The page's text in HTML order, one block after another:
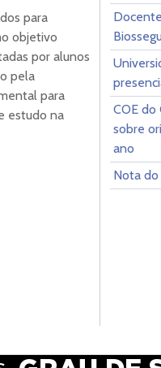
para
objetivo
por alunos
pela
para
estudo na
COE
sobre
ano
Nota do